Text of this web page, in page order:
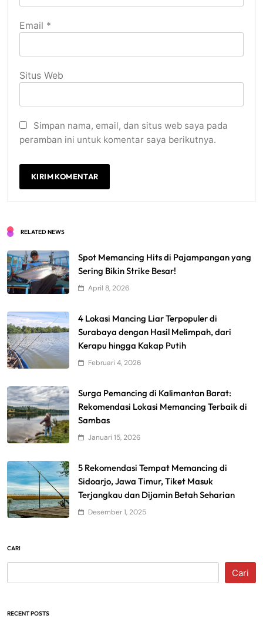
Email *
Situs Web
Simpan nama, email, dan situs web saya pada
peramban ini untuk komentar saya berikutnya.
RELATED NEWS
Spot Memancing Hits di Pajampangan yang
Sering Bikin Strike Besar!
April 8, 2026
4 Lokasi Mancing Liar Terpopuler di
Surabaya dengan Hasil Melimpah, dari
Kerapu hingga Kakap Putih
Februari 4, 2026
Surga Pemancing di Kalimantan Barat:
Rekomendasi Lokasi Memancing Terbaik di
Sambas
Januari 15, 2026
5 Rekomendasi Tempat Memancing di
Sidoarjo, Jawa Timur, Tiket Masuk
Terjangkau dan Dijamin Betah Seharian
Desember 1, 2025
CARI
Cari
RECENT POSTS